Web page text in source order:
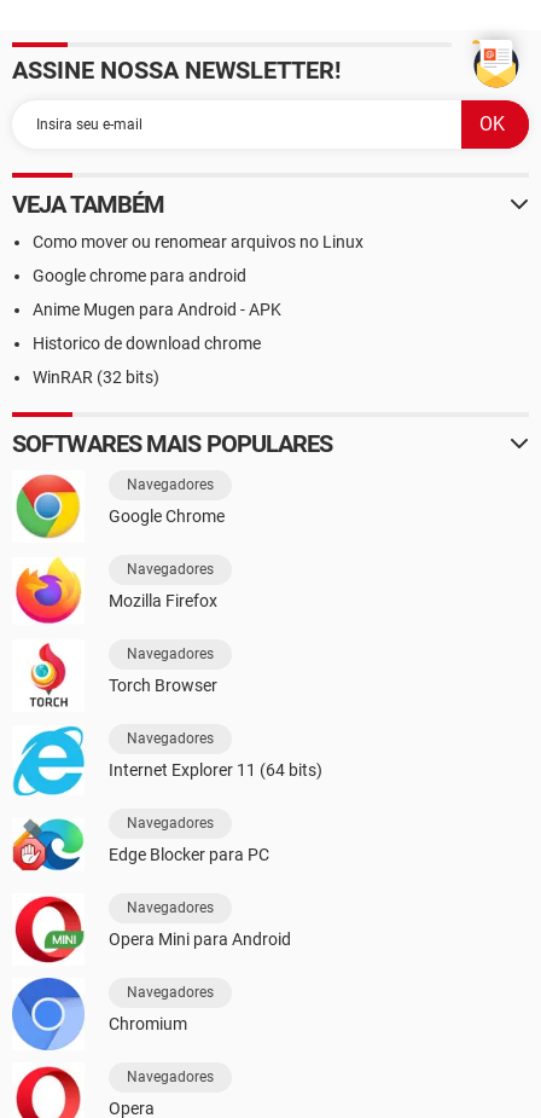
ASSINE NOSSA NEWSLETTER!
VEJA TAMBÉM
Como mover ou renomear arquivos no Linux
Google chrome para android
Anime Mugen para Android - APK
Historico de download chrome
WinRAR (32 bits)
SOFTWARES MAIS POPULARES
Navegadores
Google Chrome
Navegadores
Mozilla Firefox
Navegadores
Torch Browser
Navegadores
Internet Explorer 11 (64 bits)
Navegadores
Edge Blocker para PC
Navegadores
Opera Mini para Android
Navegadores
Chromium
Navegadores
Opera